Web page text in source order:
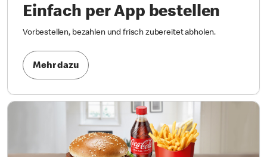
Einfach per App bestellen
Vorbestellen, bezahlen und frisch zubereitet abholen.
Mehr dazu